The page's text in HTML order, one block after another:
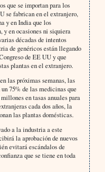
que se importan para los
se fabrican en el extranjero,
y en India que los
y en ocasiones ni siquiera
décadas de intentos
de genéricos están llegando
de EE UU y que
plantas en el extranjero.
las próximas semanas, las
75% de las medicinas que
en tasas anuales para
cada dos años, la
las plantas domésticas.
a la industria a este
la aprobación de nuevos
evitará escándalos de
que se tiene en toda